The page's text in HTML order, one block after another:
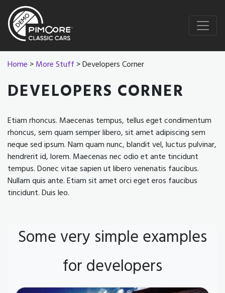
Home >More Stuff > Developers Corner
DEVELOPERS CORNER
Etiam rhoncus. Maecenas tempus, tellus eget condimentum
rhoncus, sem quam semper libero, sit amet adipiscing sem
neque sed ipsum. Nam quam nunc, blandit vel, luctus pulvinar,
hendrerit id, lorem. Maecenas nec odio et ante tincidunt
tempus. Donec vitae sapien ut libero venenatis faucibus.
Nullam quis ante. Etiam sit amet orci eget eros faucibus
tincidunt. Duis leo.
Some very simple examples
for developers